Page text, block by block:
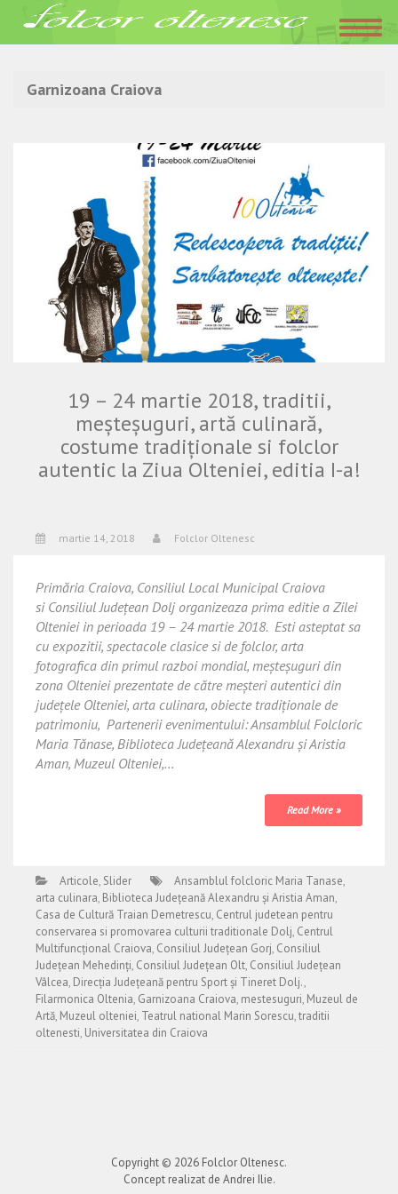
Acasa»Garnizoana Craiova
Garnizoana Craiova
19 – 24 martie 2018, traditii,
meșteșuguri, artă culinară,
costume tradiționale si folclor
autentic la Ziua Olteniei, editia I-a!
martie 14, 2018 Folclor Oltenesc
Primăria Craiova, Consiliul Local Municipal Craiova
si Consiliul Județean Dolj organizeaza prima editie a Zilei
Olteniei in perioada 19 – 24 martie 2018. Esti asteptat sa
cu expozitii, spectacole clasice si de folclor, arta
fotografica din primul razboi mondial, meșteșuguri din
zona Olteniei prezentate de către meșteri autentici din
județele Olteniei, arta culinara, obiecte tradiționale de
patrimoniu, Partenerii evenimentului: Ansamblul Folcloric
Maria Tănase, Biblioteca Județeană Alexandru și Aristia
Aman, Muzeul Olteniei,…
Read More »
Articole, Slider Ansamblul folcloric Maria Tanase,
arta culinara, Biblioteca Județeană Alexandru și Aristia Aman,
Casa de Cultură Traian Demetrescu, Centrul judetean pentru
conservarea si promovarea culturii traditionale Dolj, Centrul
Multifuncțional Craiova, Consiliul Județean Gorj, Consiliul
Județean Mehedinți, Consiliul Județean Olt, Consiliul Județean
Vâlcea, Direcția Județeană pentru Sport și Tineret Dolj.,
Filarmonica Oltenia, Garnizoana Craiova, mestesuguri, Muzeul de
Artă, Muzeul olteniei, Teatrul national Marin Sorescu,traditii
oltenesti, Universitatea din Craiova
Copyright © 2026 Folclor Oltenesc.
Concept realizat de Andrei Ilie.